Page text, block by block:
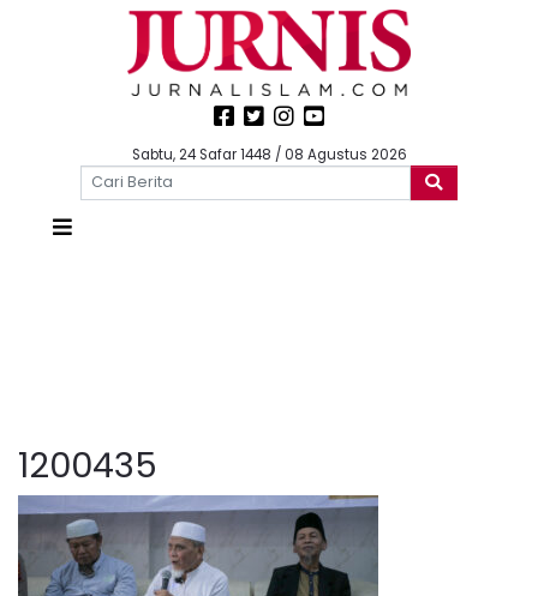
Sabtu, 24 Safar 1448 / 08 Agustus 2026
1200435